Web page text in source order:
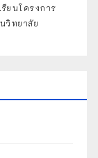
ยนโครงการ
วิทยาลัย